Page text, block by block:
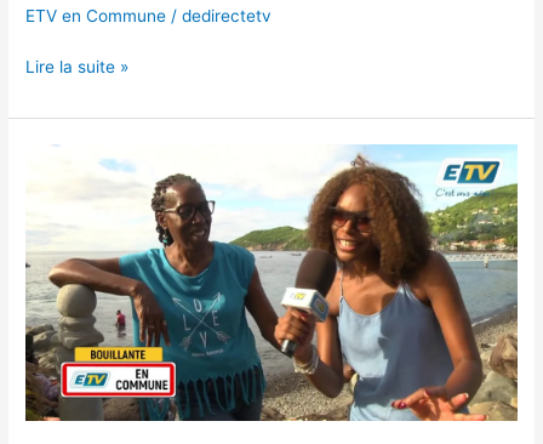
ETV en Commune /dedirectetv
Lire la suite »
Cultures
Sauvages
à
bouillante